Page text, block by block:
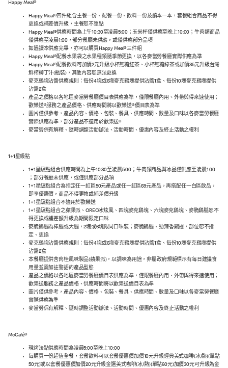
Happy Meal®
Happy Meal®四件組含主餐一份、配餐一份、飲料一份及讀本一本，套餐組合商品不得
更換或補差價升級，主餐恕不單點
Happy Meal®供應時間為上午10:30至凌晨5:00；玉米杯僅供應至晚上10:00；牛肉類商品
僅供應至凌晨1:00，部分餐廳未供應，或僅供應部分品項
如遇讀本供應完畢，亦可以購買Happy Meal®三件組
Happy Meal®配餐水果袋之水果種類隨季節更換，以各麥當勞餐廳實際供應為準
Happy Meal®配餐飲料可加價2元升級小杯無糖紅茶、小杯無糖綠茶或加價35元升級台灣
鮮榨柳丁汁(瓶裝)，其他內容恕無法更換
麥克鷄塊沾醬供應規則：每份4塊或6塊麥克鷄塊提供沾醬1盒、每份10塊麥克鷄塊提供
沾醬2盒
產品之價格以各地區麥當勞餐廳價目表供應為準，僅限餐廳內用、外帶與得來速使用；
歡樂送®服務之產品價格、供應時間將以歡樂送®價目表為準
圖片僅供參考，產品內容、價格、包裝、餐具、供應時間、數量及口味以各麥當勞餐廳
實際供應為準，部分產品不適用於歡樂送®
麥當勞保有解釋、隨時調整活動辦法、活動時間、優惠內容及終止活動之權利
1+1星級點
1+1星級點組合供應時間為上午10:30至凌晨5:00；牛肉類商品與冰品僅供應至凌晨1:00
；部分餐廳未供應，或僅供應部分品項
1+1星級點組合為指定任一紅區50元產品或任一紅區69元產品，再搭配任一白區飲品，
即享優惠價，商品不得更換或補差價升級
1+1星級點組合不適用於歡樂送
1+1星級點組合之蘋果派、OREO冰炫風、四塊麥克鷄塊、六塊麥克鷄塊、麥脆鷄腿恕不
得更換或補差額升級為期間限定口味
麥脆鷄腿為棒腿或大腿，2塊或6塊限同口味裝；麥脆鷄腿、勁辣香鷄翅，部位恕不指
定、更換
麥克鷄塊沾醬供應規則：每份4塊或6塊麥克鷄塊提供沾醬1盒、每份10塊麥克鷄塊提供
沾醬2盒
本餐廳提供含肉桂風味製品(蘋果派)，以調味為用途，非屬政府規範標示有每日建議食
用量並需加註警語的產品型態
產品之價格以各地區麥當勞餐廳價目表供應為準，僅限餐廳內用、外帶與得來速使用；
歡樂送服務之產品價格、供應時間將以歡樂送價目表為準
圖片僅供參考，產品內容、價格、包裝、餐具、供應時間、數量及口味以各麥當勞餐廳
實際供應為準
麥當勞保有解釋、隨時調整活動辦法、活動時間、優惠內容及終止活動之權利
McCafé®
現烤法點供應時間為凌晨5:00至晚上10:00
每購買一份超值全餐，套餐飲料可以套餐優惠價加價10元升級經典美式咖啡(冰/熱)(單點
50元)或以套餐優惠價加價20元升級金選美式咖啡(冰/熱)(單點60元)加價30元可升級為金